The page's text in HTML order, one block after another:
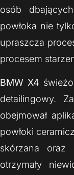
osób
powłoka nie
upraszcza
procesem
BMW X4
detailingowy.
obejmował
powłoki
skórzana oraz
otrzymały